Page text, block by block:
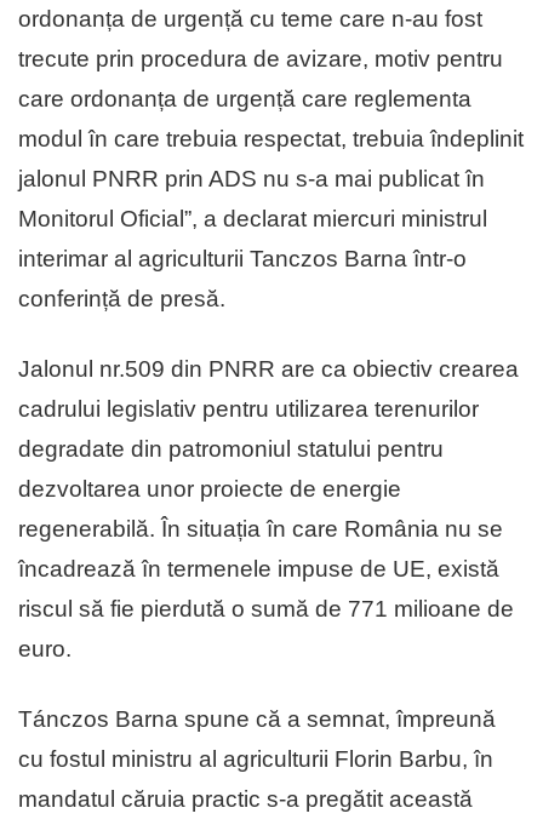
ordonanța de urgență cu teme care n-au fost
trecute prin procedura de avizare, motiv pentru
care ordonanța de urgență care reglementa
modul în care trebuia respectat, trebuia îndeplinit
jalonul PNRR prin ADS nu s-a mai publicat în
Monitorul Oficial”, a declarat miercuri ministrul
interimar al agriculturii Tanczos Barna într-o
conferință de presă.
Jalonul nr.509 din PNRR are ca obiectiv crearea
cadrului legislativ pentru utilizarea terenurilor
degradate din patromoniul statului pentru
dezvoltarea unor proiecte de energie
regenerabilă. În situația în care România nu se
încadrează în termenele impuse de UE, există
riscul să fie pierdută o sumă de 771 milioane de
euro.
Tánczos Barna spune că a semnat, împreună
cu fostul ministru al agriculturii Florin Barbu, în
mandatul căruia practic s-a pregătit această